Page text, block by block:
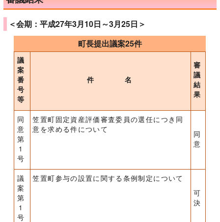
＜会期：平成27年3月10日～3月25日＞
町長提出議案25件
議
案
番
号
等
件 名
審
議
結
果
同
意
第
1
号
笠置町固定資産評価審査委員の選任につき同
意を求める件について
同
意
議
案
第
1
号
笠置町参与の設置に関する条例制定について
可
決